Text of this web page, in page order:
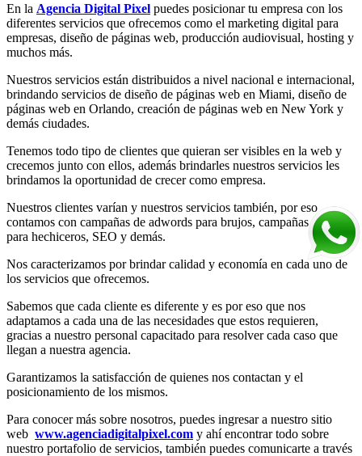
En la Agencia Digital Pixel puedes posicionar tu empresa con los
diferentes servicios que ofrecemos como el marketing digital para
empresas, diseño de páginas web, producción audiovisual, hosting y
muchos más.
Nuestros servicios están distribuidos a nivel nacional e internacional,
brindando servicios de diseño de páginas web en Miami, diseño de
páginas web en Orlando, creación de páginas web en New York y
demás ciudades.
Tenemos todo tipo de clientes que quieran ser visibles en la web y
crecemos junto con ellos, además brindarles nuestros servicios les
brindamos la oportunidad de crecer como empresa.
Nuestros clientes varían y nuestros servicios también, por eso
contamos con campañas de adwords para brujos, campañas SEM
para hechiceros, SEO y demás.
Nos caracterizamos por brindar calidad y economía en cada uno de
los servicios que ofrecemos.
Sabemos que cada cliente es diferente y es por eso que nos
adaptamos a cada una de las necesidades que estos requieren,
gracias a nuestro personal capacitado para resolver cada caso que
llegan a nuestra agencia.
Garantizamos la satisfacción de quienes nos contactan y el
posicionamiento de los mismos.
Para conocer más sobre nosotros, puedes ingresar a nuestro sitio
web www.agenciadigitalpixel.com y ahí encontrar todo sobre
nuestro portafolio de servicios, también puedes comunicarte a través